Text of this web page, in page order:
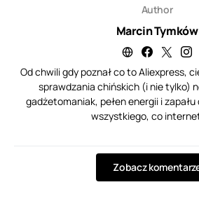
Author
Marcin Tymków
Od chwili gdy poznał co to Aliexpress,
sprawdzania chińskich (i nie tylko)
gadżetomaniak, pełen energii i
wszystkiego, co
Zobacz